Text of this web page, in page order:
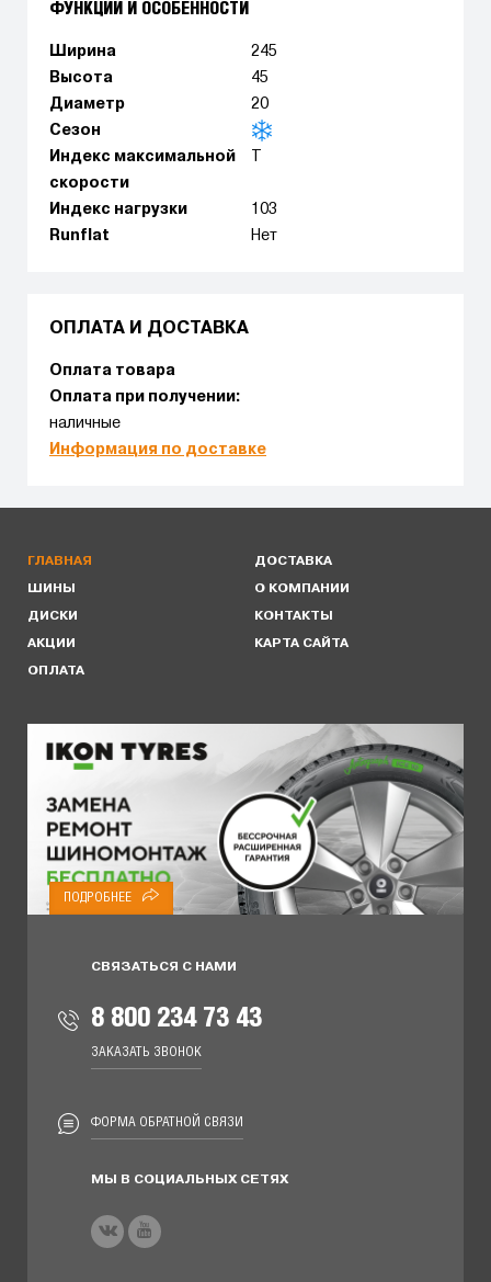
ФУНКЦИИ И ОСОБЕННОСТИ
Ширина
245
Высота
45
Диаметр
20
Сезон
Индекс максимальной
скорости
Индекс нагрузки
103
Runflat
Нет
ОПЛАТА И ДОСТАВКА
Оплата товара
Оплата при получении:
наличные
Информация по доставке
ГЛАВНАЯ
ШИНЫ
ДИСКИ
АКЦИИ
ОПЛАТА
ДОСТАВКА
О КОМПАНИИ
КОНТАКТЫ
КАРТА САЙТА
ПОДРОБНЕЕ
СВЯЗАТЬСЯ С НАМИ
8 800 234 73 43
ЗАКАЗАТЬ ЗВОНОК
ФОРМА ОБРАТНОЙ СВЯЗИ
МЫ В СОЦИАЛЬНЫХ СЕТЯХ